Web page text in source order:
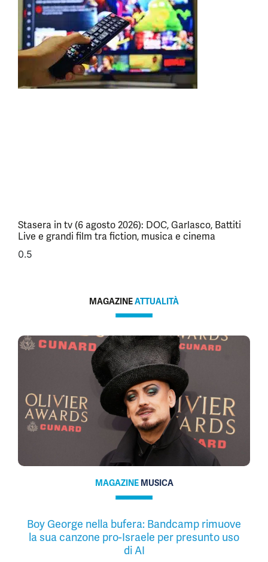
Stasera in tv (6 agosto 2026): DOC, Garlasco, Battiti
Live e grandi film tra fiction, musica e cinema
MAGAZINEATTUALITÀ
MAGAZINE MUSICA
Boy George nella bufera: Bandcamp rimuove
la sua canzone pro-Israele per presunto uso
di AI